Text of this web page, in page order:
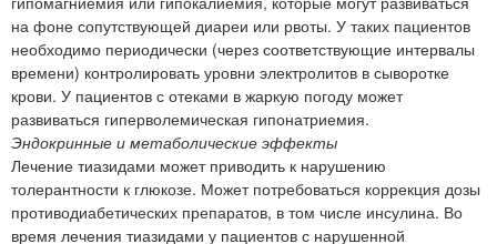
на фоне сопутствующей диареи или рвоты. У таких пациентов
необходимо периодически (через соответствующие интервалы
времени) контролировать уровни электролитов в сыворотке
крови. У пациентов с отеками в жаркую погоду может
развиваться гиперволемическая гипонатриемия.
Эндокринные и метаболические эффекты
Лечение тиазидами может приводить к нарушению
толерантности к глюкозе. Может потребоваться коррекция дозы
противодиабетических препаратов, в том числе инсулина. Во
время лечения тиазидами у пациентов с нарушенной